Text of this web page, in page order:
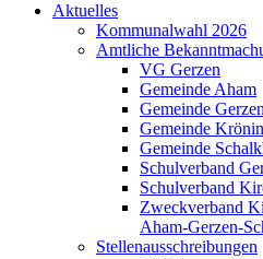
Aktuelles
Kommunalwahl 2026
Amtliche
VG Gerzen
Gemeinde Aham
Gemeinde Gerzen
Gemeinde
Gemeinde
Schulverband
Schulverband
Zweckverband
Aham-Gerzen-
Stellenausschreibungen